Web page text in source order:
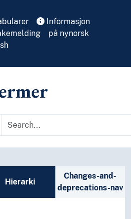
Informasjon
på nynorsk
i vokabularet på ulike
Hierarki
Changes-and-
deprecations-nav